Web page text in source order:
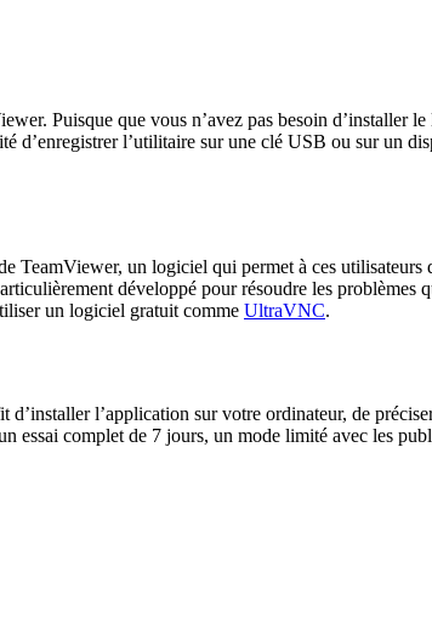
Puisque que vous n’avez pas besoin d’installer
d’enregistrer l’utilitaire sur une clé USB ou sur un
un logiciel qui permet à ces utilisateurs
développé pour résoudre les problèmes
un logiciel gratuit comme UltraVNC.
l’application sur votre ordinateur, de
essai complet de 7 jours, un mode limité avec les